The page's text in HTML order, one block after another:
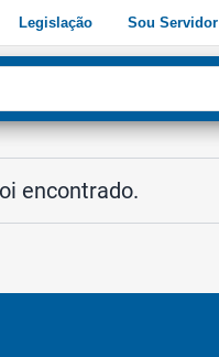
Legislação Sou Servidor
encontrado.